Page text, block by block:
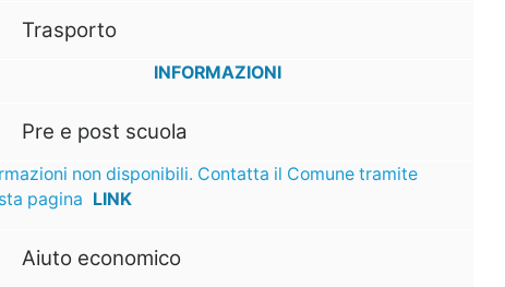
Trasporto
INFORMAZIONI
Pre e post scuola
non disponibili. Contatta il Comune tramite
pagina LINK
Aiuto economico